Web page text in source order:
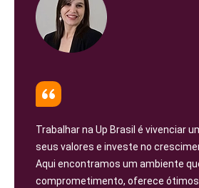
Trabalhar na Up Brasil é vivenciar
seus valores e investe no
Aqui encontramos um ambiente
comprometimento, oferece